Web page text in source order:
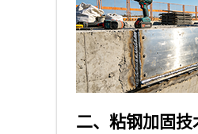
二、粘钢加固